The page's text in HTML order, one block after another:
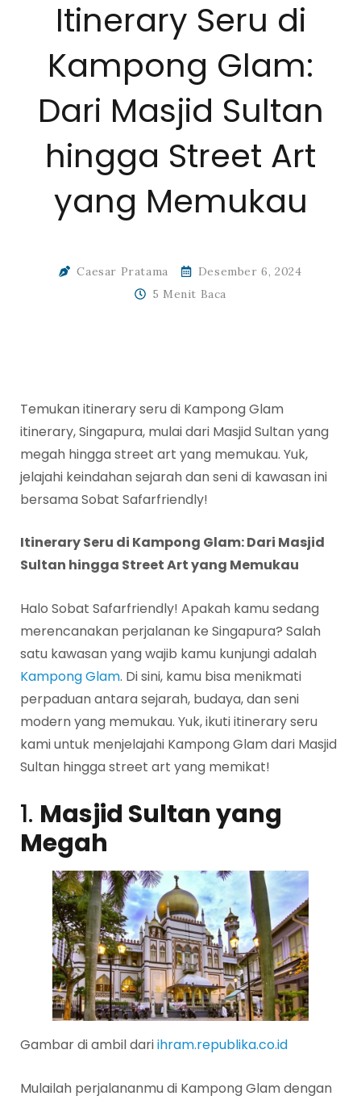
Itinerary Seru di
Kampong Glam:
Dari Masjid Sultan
hingga Street Art
yang Memukau
Caesar Pratama
Desember 6, 2024
5 Menit Baca
Temukan itinerary seru di Kampong Glam
itinerary, Singapura, mulai dari Masjid Sultan yang
megah hingga street art yang memukau. Yuk,
jelajahi keindahan sejarah dan seni di kawasan ini
bersama Sobat Safarfriendly!
Itinerary Seru di Kampong Glam: Dari Masjid
Sultan hingga Street Art yang Memukau
Halo Sobat Safarfriendly! Apakah kamu sedang
merencanakan perjalanan ke Singapura? Salah
satu kawasan yang wajib kamu kunjungi adalah
Kampong Glam. Di sini, kamu bisa menikmati
perpaduan antara sejarah, budaya, dan seni
modern yang memukau. Yuk, ikuti itinerary seru
kami untuk menjelajahi Kampong Glam dari Masjid
Sultan hingga street art yang memikat!
1. Masjid Sultan yang
Megah
Gambar di ambil dariihram.republika.co.id
Mulailah perjalananmu di Kampong Glam dengan